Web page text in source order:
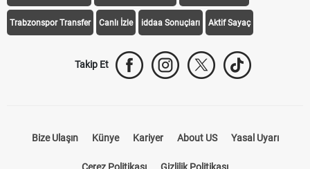
Trabzonspor Transfer Canlı İzle iddaa Sonuçları Aktif Sayaç
Takip Et
Bize Ulaşın Künye Kariyer About US Yasal Uyarı
Çerez Politikası Gizlilik Politikası